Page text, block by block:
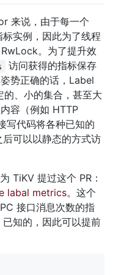
来说，由于每一个
实例，因此为了线程
。为了提升效
访问获得的指标保存
势正确的话，Label
、小的集合，甚至大
容（例如 HTTP
写代码将各种已知的
可以以静态的方式访
TiKV 提过这个 PR：
labal metrics。这个
接口消息次数的指
知的，因此可以提前